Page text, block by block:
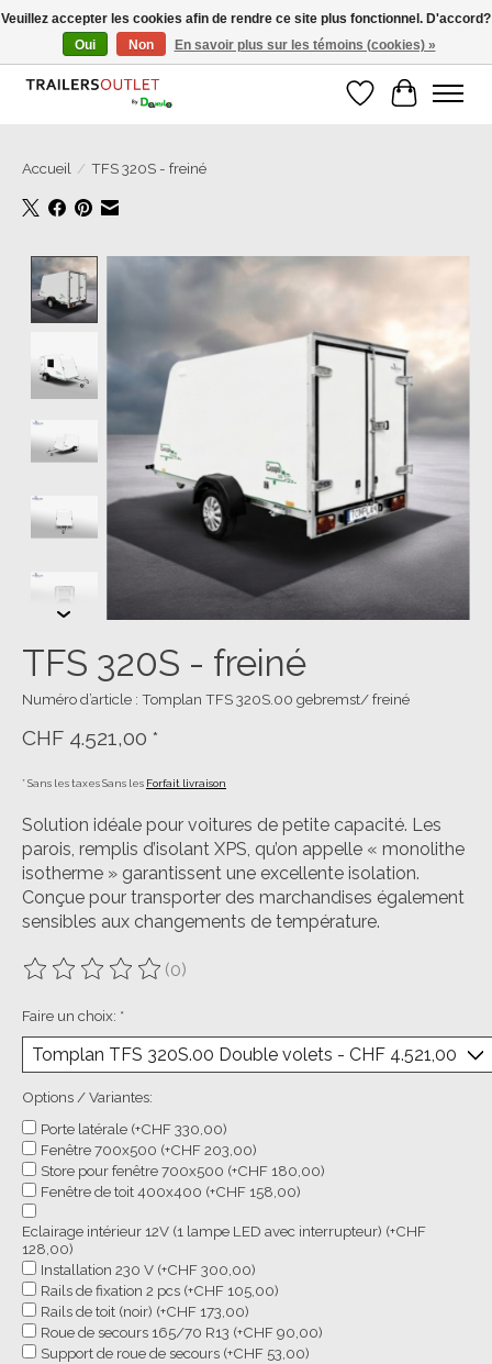
Grosse Auswahl an Anhänger direkt vom Hersteller!
Liste dePanier
Accueil / TFS 320S - freiné
Product image slideshow Items
TFS 320S - freiné
Numéro d’article : Tomplan TFS 320S.00 gebremst/ freiné
CHF 4.521,00 *
* Sans les taxes Sans les Forfait livraison
Solution idéale pour voitures de petite capacité. Les
parois, remplis d’isolant XPS, qu’on appelle « monolithe
isotherme » garantissent une excellente isolation.
Conçue pour transporter des marchandises également
sensibles aux changements de température.
Ce produit est évalué à
(0)
Faire un choix: *
Options / Variantes:
Porte latérale (+CHF 330,00)
Fenêtre 700x500 (+CHF 203,00)
Store pour fenêtre 700x500 (+CHF 180,00)
Fenêtre de toit 400x400 (+CHF 158,00)
Eclairage intérieur 12V (1 lampe LED avec interrupteur) (+CHF
128,00)
Installation 230 V (+CHF 300,00)
Rails de fixation 2 pcs (+CHF 105,00)
Rails de toit (noir) (+CHF 173,00)
Roue de secours 165/70 R13 (+CHF 90,00)
Support de roue de secours (+CHF 53,00)
Veuillez accepter les cookies afin de rendre ce site plus fonctionnel. D'accord?
Oui
Non En savoir plus sur les témoins (cookies) »